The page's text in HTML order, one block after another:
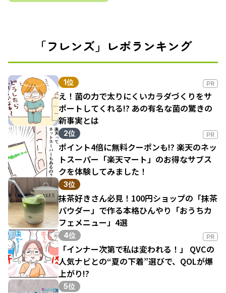
「フレンズ」レポランキング
1位 PR
え！菌の力で太りにくいカラダづくりをサ
ポートしてくれる!? あの有名な菌の驚きの
新事実とは
2位 PR
ポイント4倍に無料クーポンも!? 楽天のネッ
トスーパー「楽天マート」のお得なサブス
クを体験してみました！
3位
抹茶好きさん必見！100円ショップの「抹茶
パウダー」で作る本格ひんやり「おうちカ
フェメニュー」4選
4位 PR
「インナー次第で私は変われる！」 QVCの
人気ナビとの“夏の下着”選びで、QOLが爆
上がり!?
5位